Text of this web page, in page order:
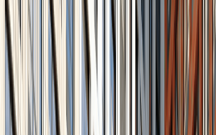
Ближайшее метро
Хорошёвская
Срок сдачи
1 кв. 2023
Класс
Бизнес
Застройщик
ГК Самолет
Расположение